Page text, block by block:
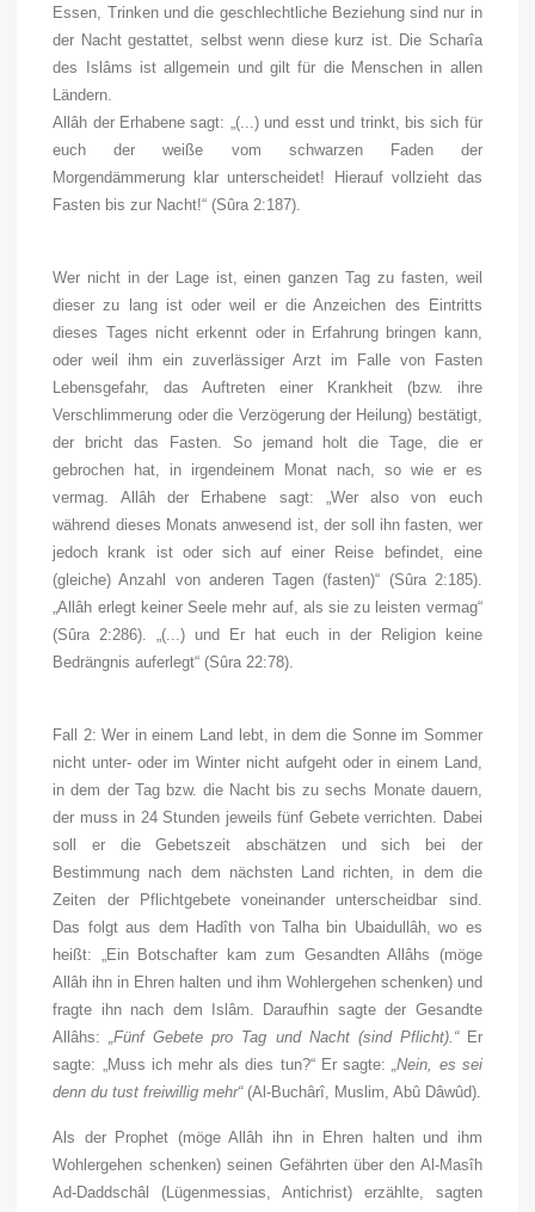
Essen, Trinken und die geschlechtliche Beziehung sind nur in
der Nacht gestattet, selbst wenn diese kurz ist. Die Scharîa
des Islâms ist allgemein und gilt für die Menschen in allen
Ländern.
Allâh der Erhabene sagt: „(...) und esst und trinkt, bis sich für
euch der weiße vom schwarzen Faden der
Morgendämmerung klar unterscheidet! Hierauf vollzieht das
Fasten bis zur Nacht!“ (Sûra 2:187).
Wer nicht in der Lage ist, einen ganzen Tag zu fasten, weil
dieser zu lang ist oder weil er die Anzeichen des Eintritts
dieses Tages nicht erkennt oder in Erfahrung bringen kann,
oder weil ihm ein zuverlässiger Arzt im Falle von Fasten
Lebensgefahr, das Auftreten einer Krankheit (bzw. ihre
Verschlimmerung oder die Verzögerung der Heilung) bestätigt,
der bricht das Fasten. So jemand holt die Tage, die er
gebrochen hat, in irgendeinem Monat nach, so wie er es
vermag. Allâh der Erhabene sagt: „Wer also von euch
während dieses Monats anwesend ist, der soll ihn fasten, wer
jedoch krank ist oder sich auf einer Reise befindet, eine
(gleiche) Anzahl von anderen Tagen (fasten)“ (Sûra 2:185).
„Allâh erlegt keiner Seele mehr auf, als sie zu leisten vermag“
(Sûra 2:286). „(...) und Er hat euch in der Religion keine
Bedrängnis auferlegt“ (Sûra 22:78).
Fall 2: Wer in einem Land lebt, in dem die Sonne im Sommer
nicht unter- oder im Winter nicht aufgeht oder in einem Land,
in dem der Tag bzw. die Nacht bis zu sechs Monate dauern,
der muss in 24 Stunden jeweils fünf Gebete verrichten. Dabei
soll er die Gebetszeit abschätzen und sich bei der
Bestimmung nach dem nächsten Land richten, in dem die
Zeiten der Pflichtgebete voneinander unterscheidbar sind.
Das folgt aus dem Hadîth von Talha bin Ubaidullâh, wo es
heißt: „Ein Botschafter kam zum Gesandten Allâhs (möge
Allâh ihn in Ehren halten und ihm Wohlergehen schenken) und
fragte ihn nach dem Islâm. Daraufhin sagte der Gesandte
Allâhs:„Fünf Gebete pro Tag und Nacht (sind Pflicht).“Er
sagte: „Muss ich mehr als dies tun?“ Er sagte:„Nein, es sei
denn du tust freiwillig mehr“ (Al-Buchârî, Muslim, Abû Dâwûd).
Als der Prophet (möge Allâh ihn in Ehren halten und ihm
Wohlergehen schenken) seinen Gefährten über den Al-Masîh
Ad-Daddschâl (Lügenmessias, Antichrist) erzählte, sagten